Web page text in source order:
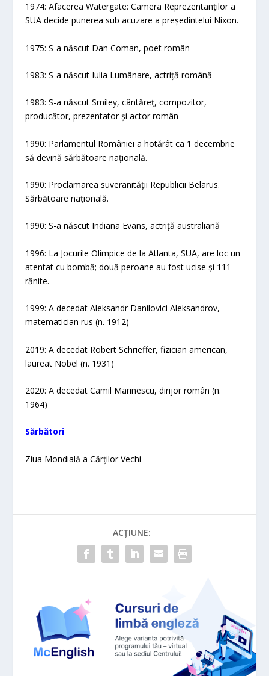
1974: Afacerea Watergate: Camera Reprezentanților a
SUA decide punerea sub acuzare a președintelui Nixon.
1975: S-a născut Dan Coman, poet român
1983: S-a născut Iulia Lumânare, actriță română
1983: S-a născut Smiley, cântăreț, compozitor,
producător, prezentator și actor român
1990: Parlamentul României a hotărât ca 1 decembrie
să devină sărbătoare națională.
1990: Proclamarea suveranității Republicii Belarus.
Sărbătoare națională.
1990: S-a născut Indiana Evans, actriță australiană
1996: La Jocurile Olimpice de la Atlanta, SUA, are loc un
atentat cu bombă; două peroane au fost ucise și 111
rănite.
1999: A decedat Aleksandr Danilovici Aleksandrov,
matematician rus (n. 1912)
2019: A decedat Robert Schrieffer, fizician american,
laureat Nobel (n. 1931)
2020: A decedat Camil Marinescu, dirijor român (n.
1964)
Sărbători
Ziua Mondială a Cărților Vechi
ACȚIUNE: